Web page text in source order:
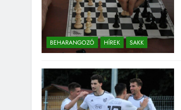
BEHARANGOZÓ HÍREK SAKK